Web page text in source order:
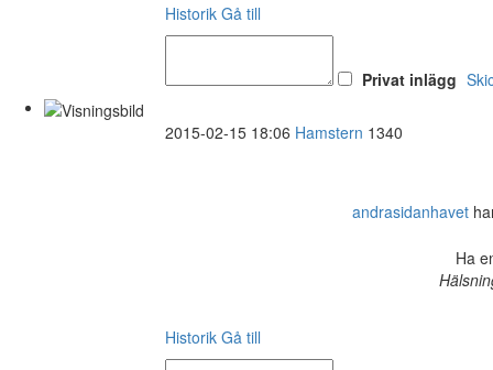
Historik Gå till
Privat inlägg
2015-02-15 18:06 Hamstern 1340
andrasidanhavet
Ha
Historik Gå till